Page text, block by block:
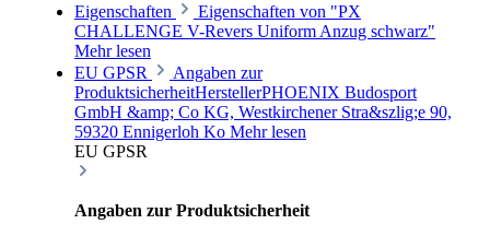
Eigenschaften
Eigenschaften von "PX
CHALLENGE V-Revers Uniform Anzug schwarz"
Mehr lesen
EU GPSR
Angaben zur
ProduktsicherheitHerstellerPHOENIX Budosport
GmbH &amp; Co KG, Westkirchener Stra&szlig;e 90,
59320 Ennigerloh Ko Mehr lesen
EU GPSR
Angaben zur Produktsicherheit